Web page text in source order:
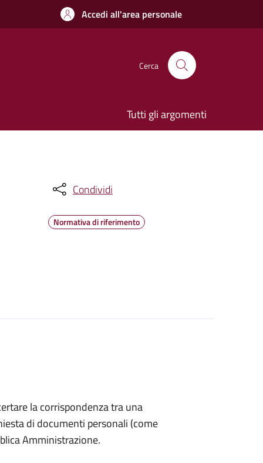
Accedi all'area personale
Cerca
Tutti gli argomenti
Condividi
Normativa di riferimento
la corrispondenza tra una
di documenti personali (come
Amministrazione.